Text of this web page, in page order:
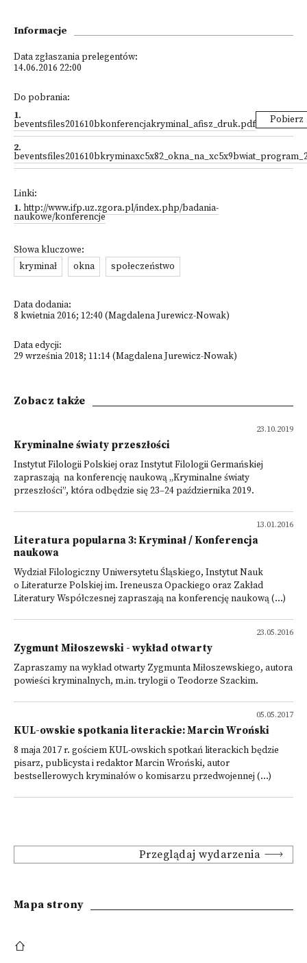
Informacje
Data zgłaszania prelegentów:
14.06.2016 22:00
Do pobrania:
1.
beventsfiles201610bkonferencjakryminal_afisz_druk.pdf Pobierz
2.
Linki:
1. http://www.ifp.uz.zgora.pl/index.php/badania-
naukowe/konferencje
Słowa kluczowe:
kryminał
okna społeczeństwo
Data dodania:
8 kwietnia 2016; 12:40 (Magdalena Jurewicz-Nowak)
Data edycji:
29 września 2018; 11:14 (Magdalena Jurewicz-Nowak)
Zobacz także
23.10.2019
Kryminalne światy przeszłości
Instytut Filologii Polskiej oraz Instytut Filologii Germańskiej
zapraszają na konferencję naukową „Kryminalne światy
przeszłości”, która odbędzie się 23–24 października 2019.
13.01.2016
Literatura popularna 3: Kryminał / Konferencja
naukowa
Wydział Filologiczny Uniwersytetu Śląskiego, Instytut Nauk
o Literaturze Polskiej im. Ireneusza Opackiego oraz Zakład
Literatury Współczesnej zapraszają na konferencję naukową (...)
23.05.2016
Zygmunt Miłoszewski - wykład otwarty
Zapraszamy na wykład otwarty Zygmunta Miłoszewskiego, autora
powieści kryminalnych, m.in. trylogii o Teodorze Szackim.
05.05.2017
KUL-owskie spotkania literackie: Marcin Wroński
8 maja 2017 r. gościem KUL-owskich spotkań literackich będzie
pisarz, publicysta i redaktor Marcin Wroński, autor
bestsellerowych kryminałów o komisarzu przedwojennej (...)
Przeglądaj wydarzenia
Mapa strony